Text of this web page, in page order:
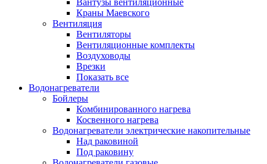
Вантузы вентиляционные
Краны Маевского
Вентиляция
Вентиляторы
Вентиляционные комплекты
Воздуховоды
Врезки
Показать все
Водонагреватели
Бойлеры
Комбинированного нагрева
Косвенного нагрева
Водонагреватели электрические накопительные
Над раковиной
Под раковину